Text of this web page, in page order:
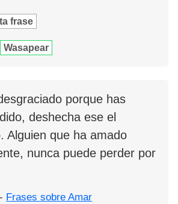
frase
Wasapear
porque has
deshecha ese el
Alguien que ha amado
nunca puede perder por
- Frases sobre Amar